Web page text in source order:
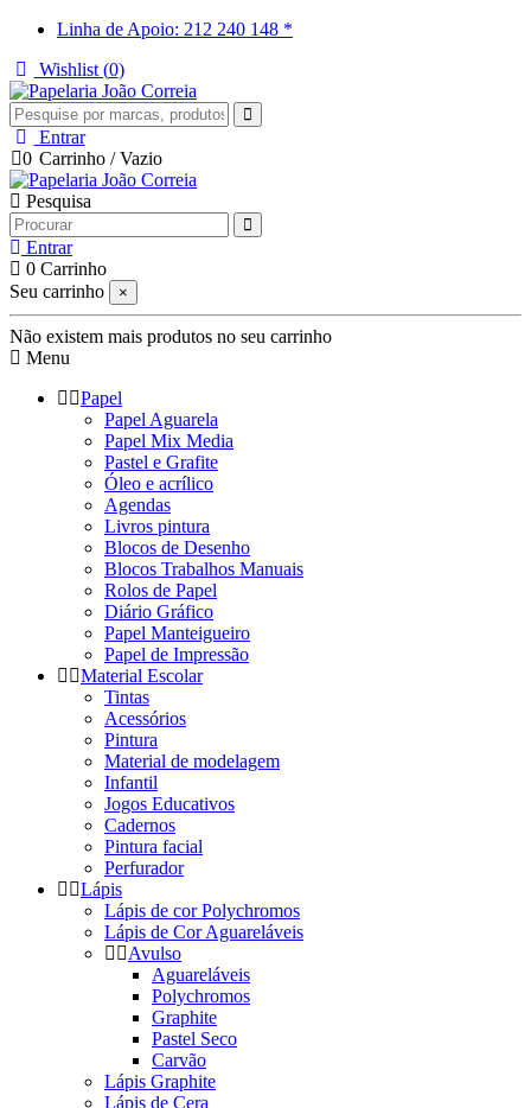
Linha de Apoio: 212 240 148 *
Wishlist (0)
Entrar
0 Carrinho /Vazio
Pesquisa
Entrar
0 Carrinho
Seu carrinho
×
Não existem mais produtos no seu carrinho
Menu
Papel
Papel Aguarela
Papel Mix Media
Pastel e Grafite
Óleo e acrílico
Agendas
Livros pintura
Blocos de Desenho
Blocos Trabalhos Manuais
Rolos de Papel
Diário Gráfico
Papel Manteigueiro
Papel de Impressão
Material Escolar
Tintas
Acessórios
Pintura
Material de modelagem
Infantil
Jogos Educativos
Cadernos
Pintura facial
Perfurador
Lápis
Lápis de cor Polychromos
Lápis de Cor Aguareláveis
Avulso
Aguareláveis
Polychromos
Graphite
Pastel Seco
Carvão
Lápis Graphite
Lápis de Cera